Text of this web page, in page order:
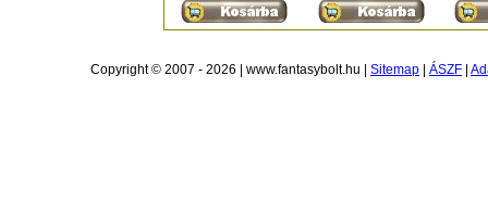
Copyright © 2007 - 2026 | www.fantasybolt.hu | Sitemap ÁSZF